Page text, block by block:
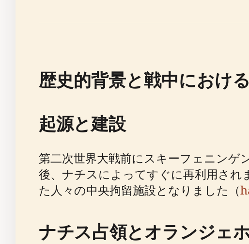
歴史的背景と戦中におけ
起源と建設
第二次世界大戦前にスキーフェニンゲ
後、ナチスによってすぐに再利用さ
た人々の中央拘留施設となりました（
ナチス占領とオランジェ